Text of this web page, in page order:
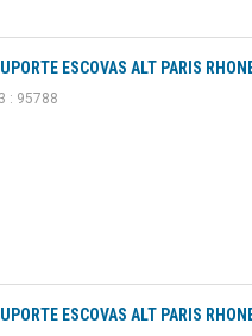
ESCOVAS ALT PARIS
: 95788
ESCOVAS ALT PARIS